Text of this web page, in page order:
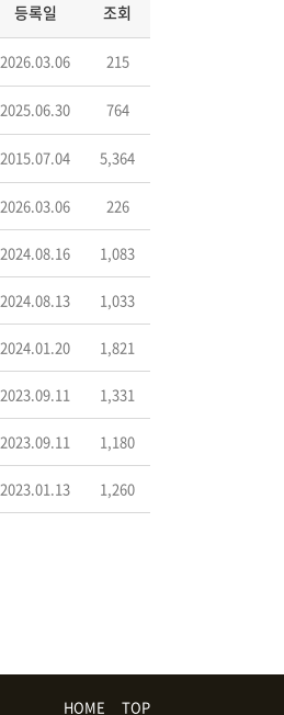
등록일 조회
2026.03.06 215
2025.06.30 764
2015.07.04 5,364
2026.03.06 226
2024.08.16 1,083
2024.08.13 1,033
2024.01.20 1,821
2023.09.11 1,331
2023.09.11 1,180
2023.01.13 1,260
HOME TOP